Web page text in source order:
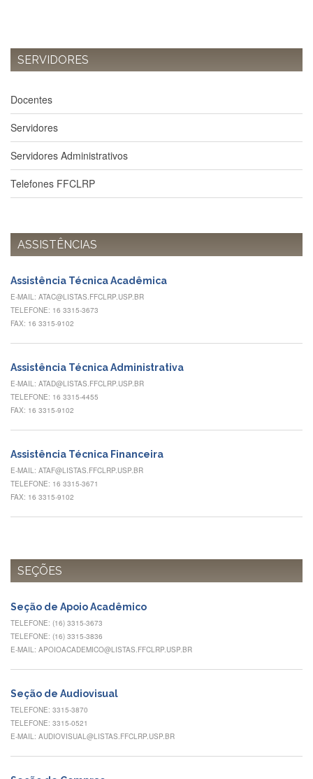
Alunos
Especiais
Atendimento
Auxílio
à
Reitoria
de
Pós-
Defesas
Diplomas
Disponíveis
Editais
Formulários
Histórico
Matrícula
Normas
Dissertações
e
Teses
(CAPES)
Twitter
A
Comissão
de
Pesquisa
Pesquisadores
Oportunidades
Infraestrutura
Formulários
Notícias
SERVIDORES
Docentes
Servidores
Servidores Administrativos
Telefones FFCLRP
ASSISTÊNCIAS
Assistência Técnica Acadêmica
E-MAIL: ATAC@LISTAS.FFCLRP.USP.BR
TELEFONE: 16 3315-3673
FAX: 16 3315-9102
Assistência Técnica Administrativa
E-MAIL: ATAD@LISTAS.FFCLRP.USP.BR
TELEFONE: 16 3315-4455
FAX: 16 3315-9102
Assistência Técnica Financeira
E-MAIL: ATAF@LISTAS.FFCLRP.USP.BR
TELEFONE: 16 3315-3671
FAX: 16 3315-9102
SEÇÕES
Seção de Apoio Acadêmico
TELEFONE: (16) 3315-3673
TELEFONE: (16) 3315-3836
E-MAIL: APOIOACADEMICO@LISTAS.FFCLRP.USP.BR
Seção de Audiovisual
TELEFONE: 3315-3870
TELEFONE: 3315-0521
E-MAIL: AUDIOVISUAL@LISTAS.FFCLRP.USP.BR